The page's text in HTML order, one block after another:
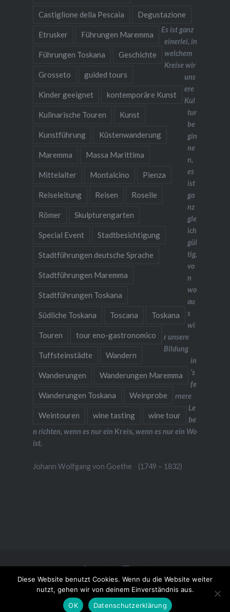
Castiglione della Pescaia Degustazione
Etrusker Führungen Maremma
Führungen Toskana Geschichte
Grosseto guided tours
Kinder geeignet kontemporäre Kunst
Kulinarische Touren Kunst
Kunstführung Küstenwanderung
Maremma Massa Marittima
Mittelalter Montalcino Pienza
Reiseleitung Reisen Roselle
Römer Skulpturengarten
Special Event Stadtbesichtigung
Stadtführungen deutsche Sprache
Stadtführungen Maremma
Stadtführungen Toskana
Südliche Toskana Toscana Toskana
Touren tour eno-gastronomico
Tuffsteinstädte Wandern
Wanderungen Wanderungen Maremma
Wanderungen Toskana Weinprobe
Weintouren wine tasting wine tour
Es ist ganz
einerlei, in
welchem
Kreise wir
uns
ere
Kul
tur
be
gin
ne
n,
es
ist
ga
nz
gle
ich
gül
tig,
vo
n
wo
au
s
wi
r unsere
Bildung
in
’s
fe
rnere
Le
be
n richten, wenn es nur ein Kreis, wenn es nur ein Wo
ist.
Johann Wolfgang von Goethe (1749 – 1832)
Facebook
KontaktInstagramDatenschutz
Stolz präsentiert von WordPress|Theme: Dyad von
WordPress.com
Diese Website benutzt Cookies. Wenn du die Website weiter
nutzt, gehen wir von deinem Einverständnis aus.
OK
Datenschutzerklärung